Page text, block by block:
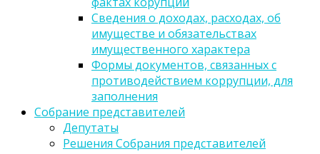
Сведения о доходах, расходах, об
имуществе и обязательствах
имущественного характера
Формы документов, связанных с
противодействием коррупции, для
заполнения
Собрание представителей
Депутаты
Решения Собрания представителей